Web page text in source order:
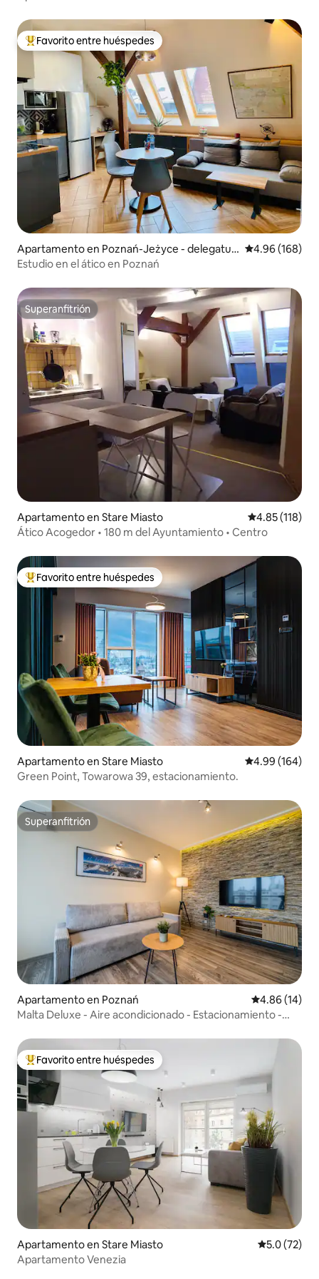
Favorito entre huéspedes preferido
Favorito entre huéspedes
Apartamento en Poznań-Jeżyce - delegatur
a
Calificación
4.96 (168)
Estudio en el ático en Poznań
Superanfitrión
Superanfitrión
Apartamento en Stare Miasto Calificación
4.85 (118)
Ático Acogedor • 180 m del Ayuntamiento • Centro
Favorito entre huéspedes preferido
Favorito entre huéspedes
Apartamento en Stare Miasto Calificación
4.99 (164)
Green Point, Towarowa 39, estacionamiento.
Superanfitrión
Superanfitrión
Apartamento en Poznań Calificación
4.86 (14)
Malta Deluxe - Aire acondicionado - Estacionamiento -
Favorito entre huéspedes preferido
Favorito entre huéspedes
Apartamento en Stare Miasto Calificación
5.0 (72)
Apartamento Venezia